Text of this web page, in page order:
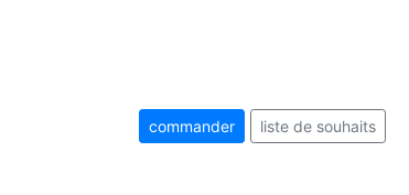
commander liste de souhaits